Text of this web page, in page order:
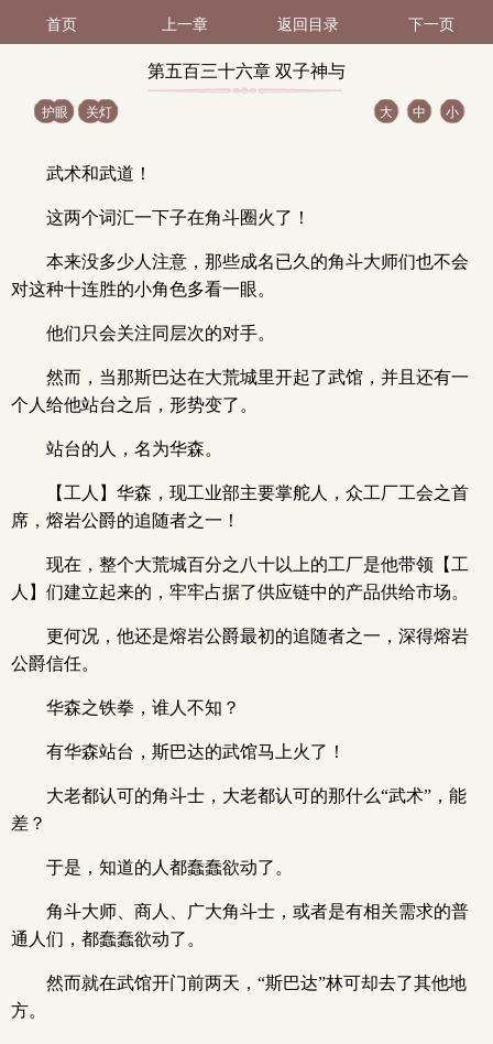
首页 上一章 返回目录 下一页
第五百三十六章 双子神与
护眼 关灯 大 中 小
武术和武道！
这两个词汇一下子在角斗圈火了！
本来没多少人注意，那些成名已久的角斗大师们也不会
对这种十连胜的小角色多看一眼。
他们只会关注同层次的对手。
然而，当那斯巴达在大荒城里开起了武馆，并且还有一
个人给他站台之后，形势变了。
站台的人，名为华森。
【工人】华森，现工业部主要掌舵人，众工厂工会之首
席，熔岩公爵的追随者之一！
现在，整个大荒城百分之八十以上的工厂是他带领【工
人】们建立起来的，牢牢占据了供应链中的产品供给市场。
更何况，他还是熔岩公爵最初的追随者之一，深得熔岩
公爵信任。
华森之铁拳，谁人不知？
有华森站台，斯巴达的武馆马上火了！
大老都认可的角斗士，大老都认可的那什么“武术”，能
差？
于是，知道的人都蠢蠢欲动了。
角斗大师、商人、广大角斗士，或者是有相关需求的普
通人们，都蠢蠢欲动了。
然而就在武馆开门前两天，“斯巴达”林可却去了其他地
方。